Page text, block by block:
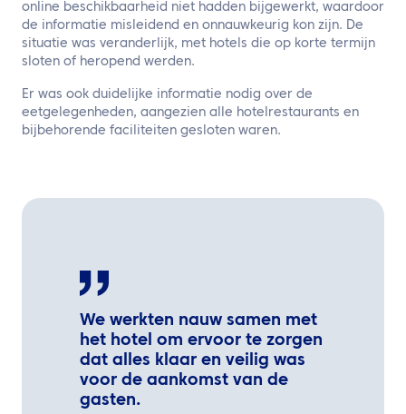
online beschikbaarheid niet hadden bijgewerkt, waardoor
de informatie misleidend en onnauwkeurig kon zijn. De
situatie was veranderlijk, met hotels die op korte termijn
sloten of heropend werden.
Er was ook duidelijke informatie nodig over de
eetgelegenheden, aangezien alle hotelrestaurants en
bijbehorende faciliteiten gesloten waren.
We werkten nauw samen met
het hotel om ervoor te zorgen
dat alles klaar en veilig was
voor de aankomst van de
gasten.